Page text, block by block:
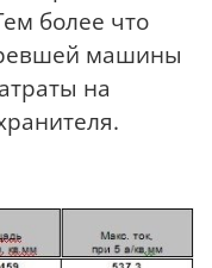
более что
машины
на